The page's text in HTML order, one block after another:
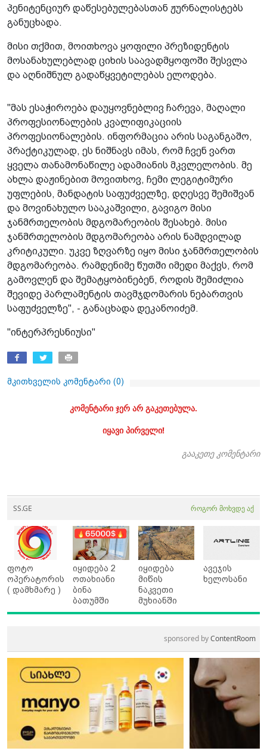
პენიტენციურ დაწესებულებასთან ჟურნალისტებს
განუცხადა.
მისი თქმით, მოითხოვა ყოფილი პრეზიდენტის
მოსანახულებლად ციხის საავადმყოფოში შესვლა
და აღნიშნულ გადაწყვეტილებას ელოდება.
"მას ესაჭიროება დაუყოვნებლივ ჩარევა, მაღალი
პროფესიონალების კვალიფიკაციის
პროფესიონალების. ინფორმაცია არის საგანგაშო,
პრაქტიკულად, ეს ნიშნავს იმას, რომ ჩვენ ვართ
ყველა თანამონაწილე ადამიანის მკვლელობის. მე
ახლა დაჟინებით მოვითხოვ, ჩემი ლეგიტიმური
უფლების, მანდატის საფუძველზე, დღესვე შემიშვან
და მოვინახულო სააკაშვილი, გავიგო მისი
ჯანმრთელობის მდგომარეობის შესახებ. მისი
ჯანმრთელობის მდგომარეობა არის ნამდვილად
კრიტიკული. უკვე ზღვარზე იყო მისი ჯანმრთელობის
მდგომარეობა. რამდენიმე წუთში იმედი მაქვს, რომ
გამოვლენ და შემატყობინებენ, როდის შემიძლია
შევიდე პარლამენტის თავმჯდომარის ნებართვის
საფუძველზე", - განაცხადა დეკანოიძემ.
"ინტერპრესნიუსი"
მკითხველის კომენტარი (0)
კომენტარი ჯერ არ გაკეთებულა.
იყავი პირველი!
გააკეთე კომენტარი
SS.GE როგორ მოხვდე აქ
ფოტო
ოპერატორის
( დამხმარე )
იყიდება 2
ოთახიანი
ბინა
ბათუმში
იყიდება
მიწის
ნაკვეთი
მუხიანში
ავეჯის
ხელოსანი
sponsored byContentRoom